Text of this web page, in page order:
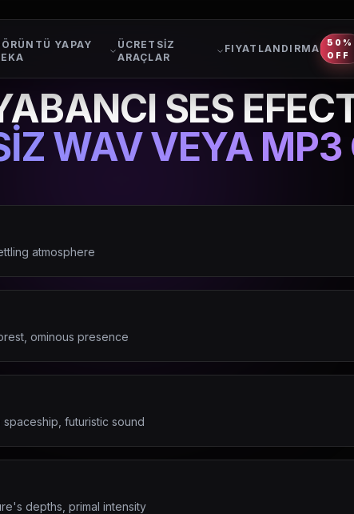
YAPAY
ÜCRETSİZ
ARAÇLAR
FIYATLANDIRMA
50%
OFF
SES
WAV VEYA
atmosphere
ominous presence
futuristic sound
depths, primal intensity